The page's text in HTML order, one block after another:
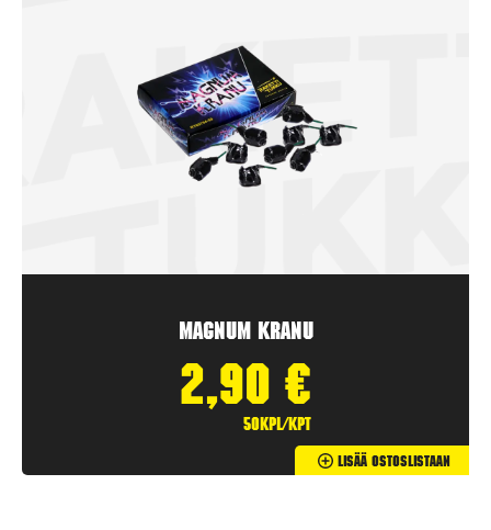
Magnum Kranu
2,90 €
50kpl/kpt
Lisää Ostoslistaan